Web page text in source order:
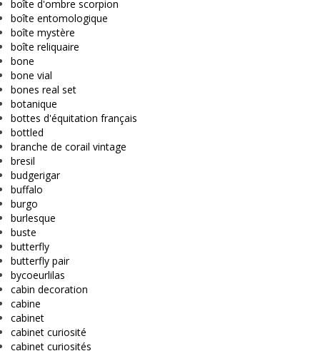
boîte d'ombre scorpion
boîte entomologique
boîte mystère
boîte reliquaire
bone
bone vial
bones real set
botanique
bottes d'équitation français
bottled
branche de corail vintage
bresil
budgerigar
buffalo
burgo
burlesque
buste
butterfly
butterfly pair
bycoeurlilas
cabin decoration
cabine
cabinet
cabinet curiosité
cabinet curiosités